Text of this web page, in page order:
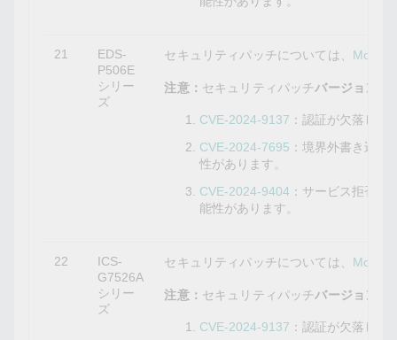
21
EDS-
P506E
シリー
ズ
セキュリティパッチについては、 Moxa
注意： セキュリティパッチバージョン
CVE-2024-9137 ：認証が欠落し
CVE-2024-7695 ：境界外書き込
性があります。
CVE-2024-9404 ：サービス拒否
能性があります。
22
ICS-
G7526A
シリー
ズ
セキュリティパッチについては、 Moxa
注意： セキュリティパッチバージョン
CVE-2024-9137 ：認証が欠落し